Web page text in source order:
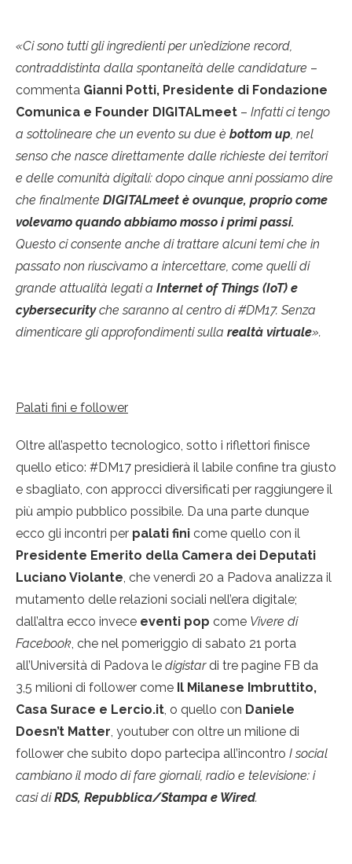
«Ci sono tutti gli ingredienti per un’edizione record,
contraddistinta dalla spontaneità delle candidature –
commenta Gianni Potti, Presidente di Fondazione
Comunica e Founder DIGITALmeet – Infatti ci tengo
a sottolineare che un evento su due è bottom up, nel
senso che nasce direttamente dalle richieste dei territori
e delle comunità digitali: dopo cinque anni possiamo dire
che finalmente DIGITALmeet è ovunque, proprio come
volevamo quando abbiamo mosso i primi passi.
Questo ci consente anche di trattare alcuni temi che in
passato non riuscivamo a intercettare, come quelli di
grande attualità legati a Internet of Things (IoT) e
cybersecurityche saranno al centro di #DM17. Senza
dimenticare gli approfondimenti sulla realtà virtuale».
Palati fini e follower
Oltre all’aspetto tecnologico, sotto i riflettori finisce
quello etico: #DM17 presidierà il labile confine tra giusto
e sbagliato, con approcci diversificati per raggiungere il
più ampio pubblico possibile. Da una parte dunque
ecco gli incontri per palati fini come quello con il
Presidente Emerito della Camera dei Deputati
Luciano Violante, che venerdì 20 a Padova analizza il
mutamento delle relazioni sociali nell’era digitale;
dall’altra ecco invece eventi pop come Vivere di
Facebook, che nel pomeriggio di sabato 21 porta
all’Università di Padova le digistardi tre pagine FB da
3,5 milioni di follower come Il Milanese Imbruttito,
Casa Surace e Lercio.it, o quello con Daniele
Doesn’t Matter, youtuber con oltre un milione di
follower che subito dopo partecipa all’incontro I social
cambiano il modo di fare giornali, radio e televisione: i
casi diRDS, Repubblica/Stampa e Wired.